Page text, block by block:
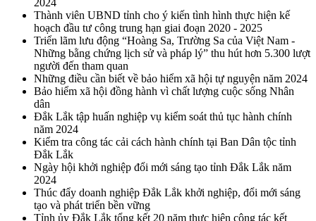
2024
Thành viên UBND tỉnh cho ý kiến tình hình thực hiện kế
hoạch đầu tư công trung hạn giai đoạn 2020 - 2025
Triển lãm lưu động “Hoàng Sa, Trường Sa của Việt Nam -
Những bằng chứng lịch sử và pháp lý” thu hút hơn 5.300 lượt
người đến tham quan
Những điều cần biết về bảo hiểm xã hội tự nguyện năm 2024
Bảo hiểm xã hội đồng hành vì chất lượng cuộc sống Nhân
dân
Đắk Lắk tập huấn nghiệp vụ kiểm soát thủ tục hành chính
năm 2024
Kiểm tra công tác cải cách hành chính tại Ban Dân tộc tỉnh
Đắk Lắk
Ngày hội khởi nghiệp đổi mới sáng tạo tỉnh Đắk Lắk năm
2024
Thúc đẩy doanh nghiệp Đắk Lắk khởi nghiệp, đổi mới sáng
tạo và phát triển bền vững
Tỉnh ủy Đắk Lắk tổng kết 20 năm thực hiện công tác kết